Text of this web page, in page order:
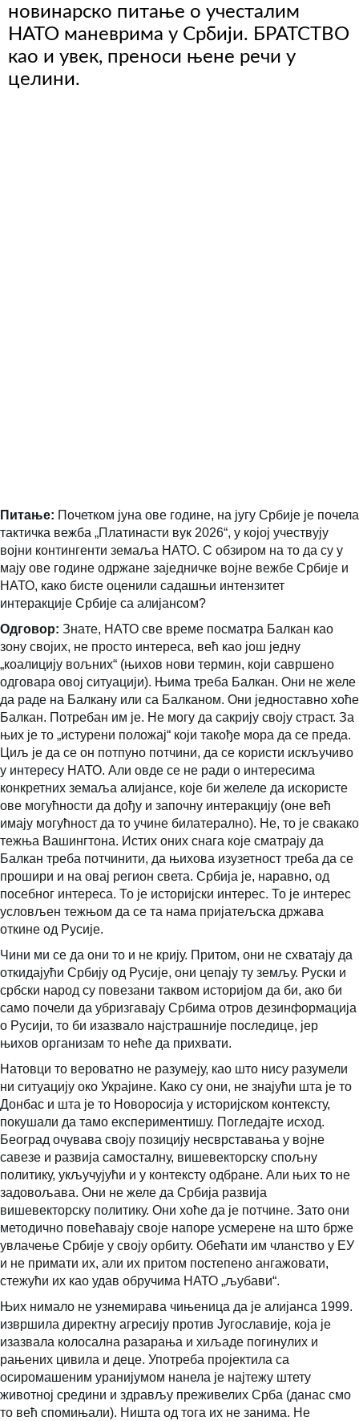
новинарско питање о учесталим
НАТО маневрима у Србији. БРАТСТВО
као и увек, преноси њене речи у
целини.
Питање: Почетком јуна ове године, на југу Србије је почела
тактичка вежба „Платинасти вук 2026“, у којој учествују
војни контингенти земаља НАТО. С обзиром на то да су у
мају ове године одржане заједничке војне вежбе Србије и
НАТО, како бисте оценили садашњи интензитет
интеракције Србије са алијансом?
Одговор: Знате, НАТО све време посматра Балкан као
зону својих, не просто интереса, већ као још једну
„коалицију вољних“ (њихов нови термин, који савршено
одговара овој ситуацији). Њима треба Балкан. Они не желе
да раде на Балкану или са Балканом. Они једноставно хоће
Балкан. Потребан им је. Не могу да сакрију своју страст. За
њих је то „истурени положај“ који такође мора да се преда.
Циљ је да се он потпуно потчини, да се користи искључиво
у интересу НАТО. Али овде се не ради о интересима
конкретних земаља алијансе, које би желеле да искористе
ове могућности да дођу и започну интеракцију (оне већ
имају могућност да то учине билатерално). Не, то је свакако
тежња Вашингтона. Истих оних снага које сматрају да
Балкан треба потчинити, да њихова изузетност треба да се
прошири и на овај регион света. Србија је, наравно, од
посебног интереса. То је историјски интерес. То је интерес
условљен тежњом да се та нама пријатељска држава
откине од Русије.
Чини ми се да они то и не крију. Притом, они не схватају да
откидајући Србију од Русије, они цепају ту земљу. Руски и
србски народ су повезани таквом историјом да би, ако би
само почели да убризгавају Србима отров дезинформација
о Русији, то би изазвало најстрашније последице, јер
њихов организам то неће да прихвати.
Натовци то вероватно не разумеју, као што нису разумели
ни ситуацију око Украјине. Како су они, не знајући шта је то
Донбас и шта је то Новоросија у историјском контексту,
покушали да тамо експериментишу. Погледајте исход.
Београд очувава своју позицију несврставања у војне
савезе и развија самосталну, вишевекторску спољну
политику, укључујући и у контексту одбране. Али њих то не
задовољава. Они не желе да Србија развија
вишевекторску политику. Они хоће да је потчине. Зато они
методично повећавају своје напоре усмерене на што брже
увлачење Србије у своју орбиту. Обећати им чланство у ЕУ
и не примати их, али их притом постепено ангажовати,
стежући их као удав обручима НАТО „љубави“.
Њих нимало не узнемирава чињеница да је алијанса 1999.
извршила директну агресију против Југославије, која је
изазвала колосална разарања и хиљаде погинулих и
рањених цивила и деце. Употреба пројектила са
осиромашеним уранијумом нанела је најтежу штету
животној средини и здрављу преживелих Срба (данас смо
то већ спомињали). Ништа од тога их не занима. Не